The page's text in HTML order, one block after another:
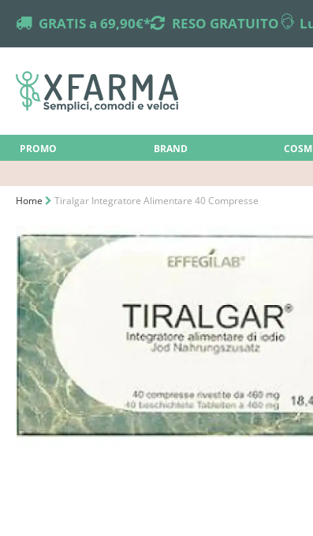
truck GRATIS a 69,90€*returns RESO GRATUITOonline-support
PROMO BRAND
Home Tiralgar Integratore Alimentare 40 Compresse